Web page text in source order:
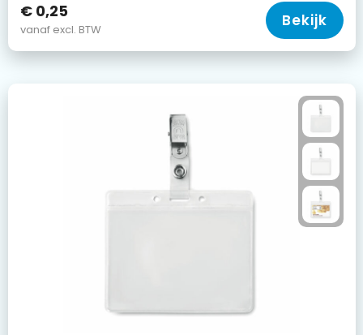
€ 0,25
vanaf excl. BTW Bekijk